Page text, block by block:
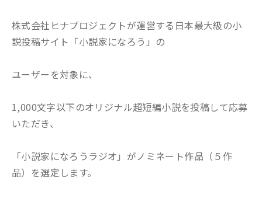
株式会社ヒナプロジェクトが運営する日本最大級の小
説投稿サイト「小説家になろう」の
ユーザーを対象に、
1,000文字以下のオリジナル超短編小説を投稿して応募
いただき、
「小説家になろうラジオ」がノミネート作品（５作
品）を選定します。